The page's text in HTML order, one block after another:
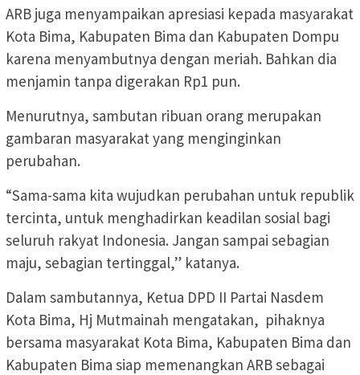
ARB juga menyampaikan apresiasi kepada masyarakat
Kota Bima, Kabupaten Bima dan Kabupaten Dompu
karena menyambutnya dengan meriah. Bahkan dia
menjamin tanpa digerakan Rp1 pun.
Menurutnya, sambutan ribuan orang merupakan
gambaran masyarakat yang menginginkan
perubahan.
“Sama-sama kita wujudkan perubahan untuk republik
tercinta, untuk menghadirkan keadilan sosial bagi
seluruh rakyat Indonesia. Jangan sampai sebagian
maju, sebagian tertinggal,” katanya.
Dalam sambutannya, Ketua DPD II Partai Nasdem
Kota Bima, Hj Mutmainah mengatakan, pihaknya
bersama masyarakat Kota Bima, Kabupaten Bima dan
Kabupaten Bima siap memenangkan ARB sebagai